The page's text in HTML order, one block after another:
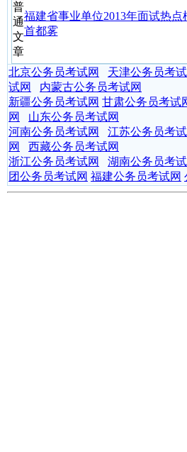
福建省事业单位2013年面试热点
首都雾
北京公务员考试网 天津公务员考
试网
内蒙古公务员考试网
新疆公务员考试网 甘肃公务员考试
网
山东公务员考试网
河南公务员考试网
江苏公务员考
网
西藏公务员考试网
浙江公务员考试网
湖南公务员考
团公务员考试网 福建公务员考试网